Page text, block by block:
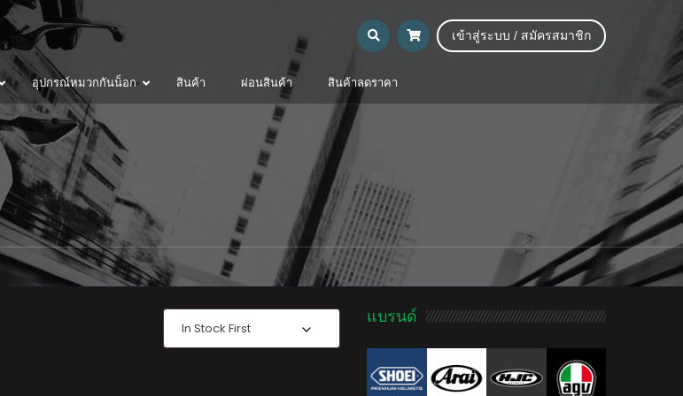
เข้าสู่ระบบ / สมัครสมาชิก
อุปกรณ์หมวกกันน็อก สินค้า ผ่อนสินค้า สินค้าลดราคา
In Stock First
แบรนด์